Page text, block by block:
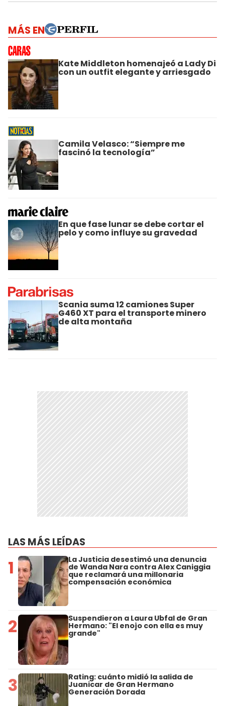
MÁS EN
Kate Middleton homenajeó a Lady Di
con un outfit elegante y arriesgado
Camila Velasco: “Siempre me
fascinó la tecnología”
En que fase lunar se debe cortar el
pelo y como influye su gravedad
Scania suma 12 camiones Super
G460 XT para el transporte minero
de alta montaña
LAS MÁS LEÍDAS
1 La Justicia desestimó una denuncia
de Wanda Nara contra Alex Caniggia
que reclamará una millonaria
compensación económica
2 Suspendieron a Laura Ubfal de Gran
Hermano: "El enojo con ella es muy
grande"
3 Rating: cuánto midió la salida de
Juanicar de Gran Hermano
Generación Dorada